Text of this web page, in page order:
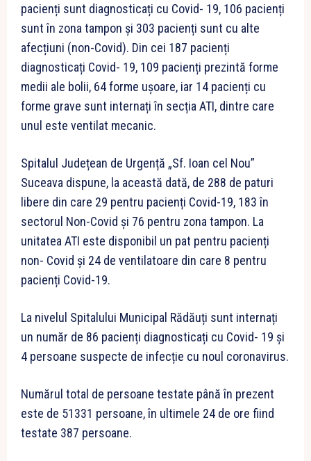
pacienți sunt diagnosticați cu Covid- 19, 106 pacienți
sunt în zona tampon și 303 pacienți sunt cu alte
afecțiuni (non-Covid). Din cei 187 pacienți
diagnosticați Covid- 19, 109 pacienți prezintă forme
medii ale bolii, 64 forme ușoare, iar 14 pacienți cu
forme grave sunt internați în secția ATI, dintre care
unul este ventilat mecanic.
Spitalul Județean de Urgență „Sf. Ioan cel Nou”
Suceava dispune, la această dată, de 288 de paturi
libere din care 29 pentru pacienți Covid-19, 183 în
sectorul Non-Covid și 76 pentru zona tampon. La
unitatea ATI este disponibil un pat pentru pacienți
non- Covid și 24 de ventilatoare din care 8 pentru
pacienți Covid-19.
La nivelul Spitalului Municipal Rădăuți sunt internați
un număr de 86 pacienți diagnosticați cu Covid- 19 și
4 persoane suspecte de infecție cu noul coronavirus.
Numărul total de persoane testate până în prezent
este de 51331 persoane, în ultimele 24 de ore fiind
testate 387 persoane.